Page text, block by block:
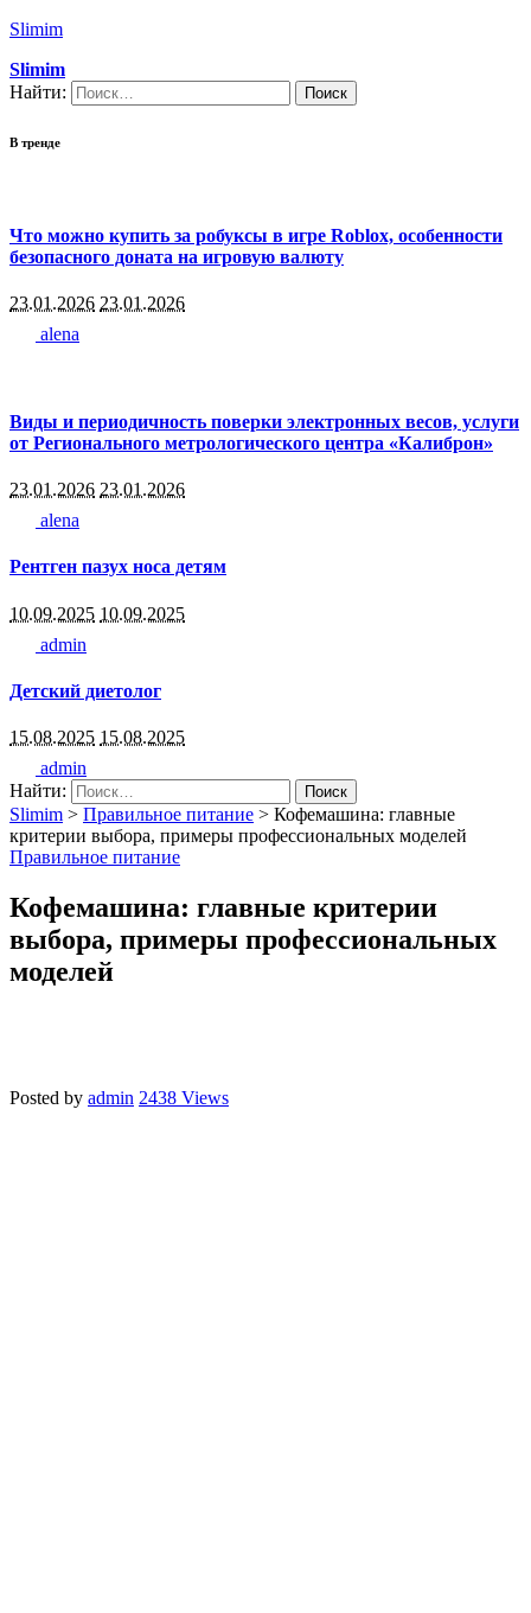
Slimim
Slimim
Найти:
В тренде
Что можно купить за робуксы в игре Roblox, особенности
безопасного доната на игровую валюту
23.01.2026 23.01.2026
alena
Виды и периодичность поверки электронных весов, услуги
от Регионального метрологического центра «Калиброн»
23.01.2026 23.01.2026
alena
Рентген пазух носа детям
10.09.2025 10.09.2025
admin
Детский диетолог
15.08.2025 15.08.2025
admin
Найти:
Slimim > Правильное питание > Кофемашина: главные
критерии выбора, примеры профессиональных моделей
Правильное питание
Кофемашина: главные критерии
выбора, примеры профессиональных
моделей
Posted by admin 2438 Views